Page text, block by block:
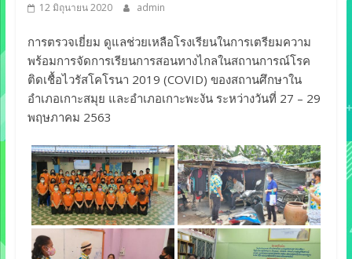
12 มิถุนายน 2020 admin
การตรวจเยี่ยม ดูแลช่วยเหลือโรงเรียนในการเตรียมความ
พร้อมการจัดการเรียนการสอนทางไกลในสถานการณ์โรค
ติดเชื้อไวรัสโคโรนา 2019 (COVID) ของสถานศึกษาใน
อำเภอเกาะสมุย และอำเภอเกาะพะงัน ระหว่างวันที่ 27 – 29
พฤษภาคม 2563